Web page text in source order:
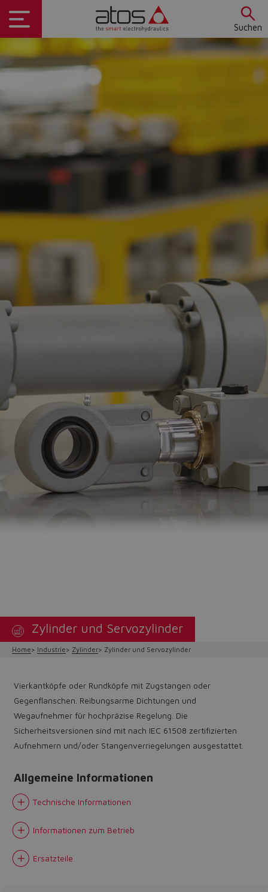
Suchen
Zylinder und Servozylinder
Home Industrie Zylinder Zylinder und Servozylinder
Vierkantköpfe oder Rundköpfe mit Zugstangen oder
Gegenflanschen. Reibungsarme Dichtungen und
Wegaufnehmer für hochpräzise Regelung. Die
Sicherheitsversionen sind mit nach IEC 61508 zertifizierten
Aufnehmern und/oder Stangenverriegelungen ausgestattet.
Allgemeine Informationen
Technische Informationen
Informationen zum Betrieb
Ersatzteile